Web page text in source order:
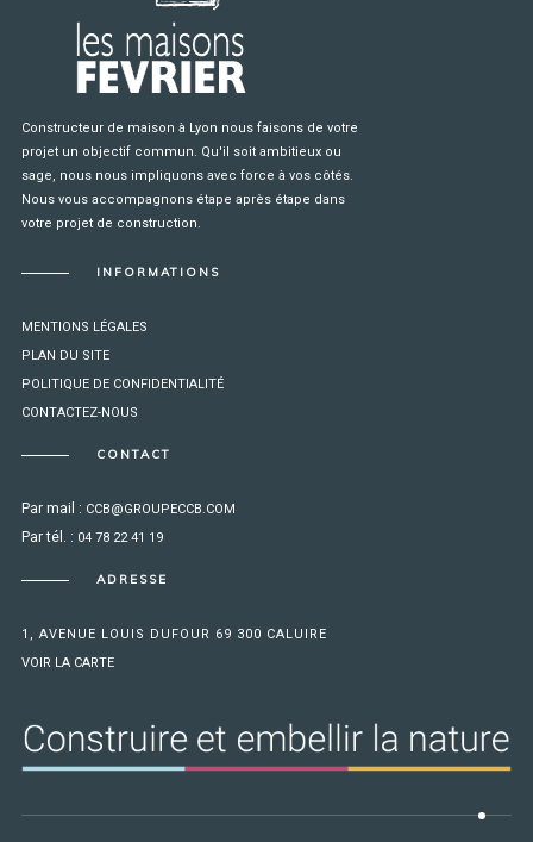
Constructeur de maison à Lyon nous faisons de votre
projet un objectif commun. Qu'il soit ambitieux ou
sage, nous nous impliquons avec force à vos côtés.
Nous vous accompagnons étape après étape dans
votre projet de construction.
INFORMATIONS
MENTIONS LÉGALES
PLAN DU SITE
POLITIQUE DE CONFIDENTIALITÉ
CONTACTEZ-NOUS
CONTACT
Par mail : CCB@GROUPECCB.COM
Par tél. : 04 78 22 41 19
ADRESSE
1, AVENUE LOUIS DUFOUR 69 300 CALUIRE
VOIR LA CARTE